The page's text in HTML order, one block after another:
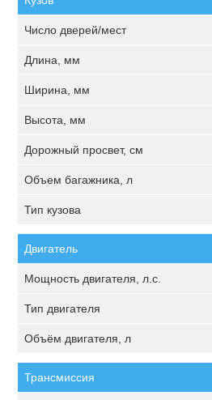
Число дверей/мест
Длина, мм
Ширина, мм
Высота, мм
Дорожный просвет, см
Объем багажника, л
Тип кузова
Двигатель
Мощность двигателя, л.с.
Тип двигателя
Объём двигателя, л
Трансмиссия